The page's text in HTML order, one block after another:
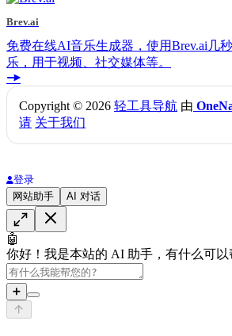
Brev.ai
免费在线AI音乐生成器，使用Brev.ai几
乐，用于视频、社交媒体等。
Copyright © 2026 轻工具导航 由
请 关于我们
登录
网站助手
AI 对话
🤖
你好！我是本站的 AI 助手，有什么可以
➕